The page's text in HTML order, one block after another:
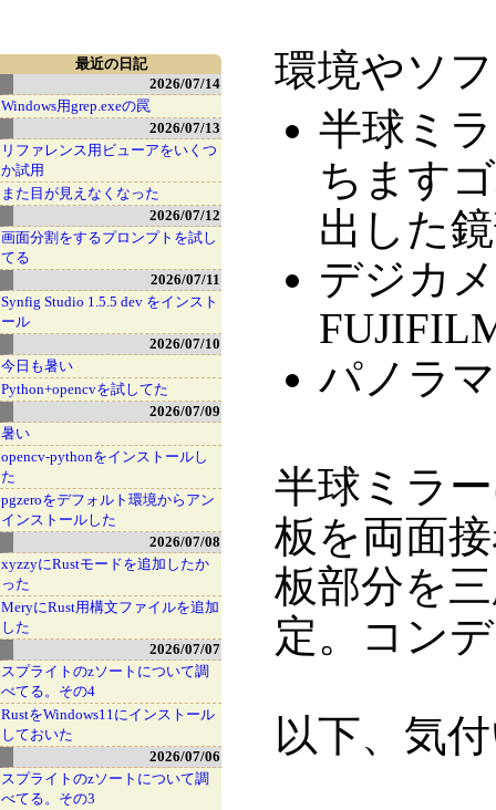
環境やソ
半球ミ
ちます
出した
デジカ
パノラ
半球ミラ
板を両面
板部分を
定。コン
以下、気
最近の日記
2026/07/14
Windows用grep.exeの罠
2026/07/13
リファレンス用ビューアをいくつ
か試用
また目が見えなくなった
2026/07/12
画面分割をするプロンプトを試し
てる
2026/07/11
Synfig Studio 1.5.5 dev をインスト
ール
2026/07/10
今日も暑い
Python+opencvを試してた
2026/07/09
暑い
opencv-pythonをインストールし
た
pgzeroをデフォルト環境からアン
インストールした
2026/07/08
xyzzyにRustモードを追加したか
った
MeryにRust用構文ファイルを追加
した
2026/07/07
スプライトのzソートについて調
べてる。その4
RustをWindows11にインストール
しておいた
2026/07/06
スプライトのzソートについて調
べてる。その3